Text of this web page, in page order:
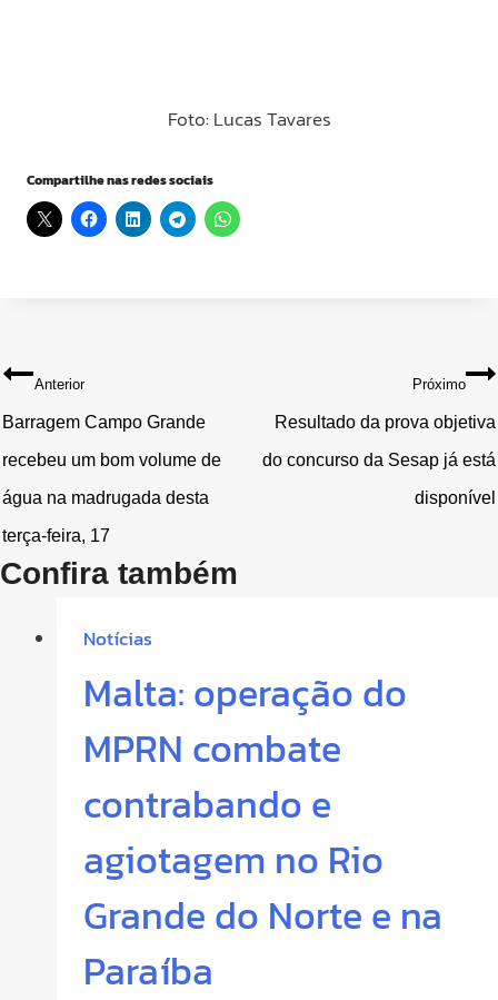
Foto: Lucas Tavares
Compartilhe nas redes sociais
Navegação
de
Post
Anterior
Barragem Campo Grande
recebeu um bom volume de
água na madrugada desta
terça-feira, 17
Próximo
Resultado da prova objetiva
do concurso da Sesap já está
disponível
Confira também
Notícias
Malta: operação do
MPRN combate
contrabando e
agiotagem no Rio
Grande do Norte e na
Paraíba